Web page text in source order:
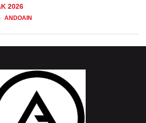
2026
ANDOAIN